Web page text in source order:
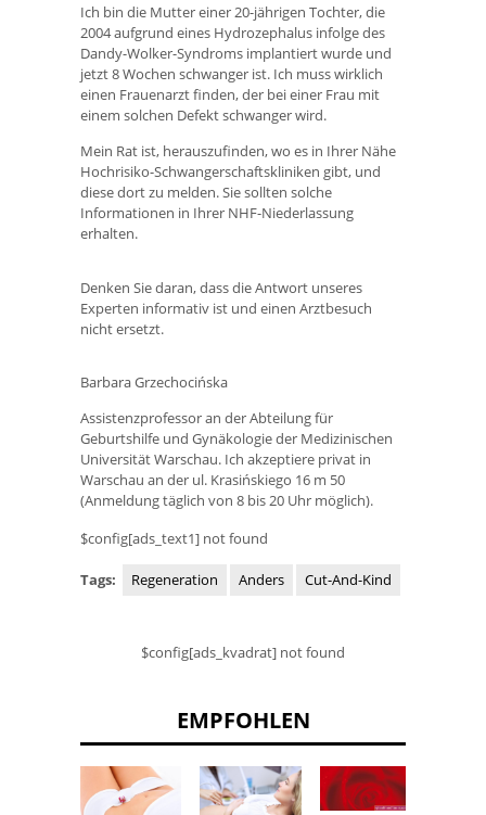
Ich bin die Mutter einer 20-jährigen Tochter, die
2004 aufgrund eines Hydrozephalus infolge des
Dandy-Wolker-Syndroms implantiert wurde und
jetzt 8 Wochen schwanger ist. Ich muss wirklich
einen Frauenarzt finden, der bei einer Frau mit
einem solchen Defekt schwanger wird.
Mein Rat ist, herauszufinden, wo es in Ihrer Nähe
Hochrisiko-Schwangerschaftskliniken gibt, und
diese dort zu melden. Sie sollten solche
Informationen in Ihrer NHF-Niederlassung
erhalten.
Denken Sie daran, dass die Antwort unseres
Experten informativ ist und einen Arztbesuch
nicht ersetzt.
Barbara Grzechocińska
Assistenzprofessor an der Abteilung für
Geburtshilfe und Gynäkologie der Medizinischen
Universität Warschau. Ich akzeptiere privat in
Warschau an der ul. Krasińskiego 16 m 50
(Anmeldung täglich von 8 bis 20 Uhr möglich).
$config[ads_text1] not found
Tags: Regeneration Anders Cut-And-Kind
$config[ads_kvadrat] not found
EMPFOHLEN